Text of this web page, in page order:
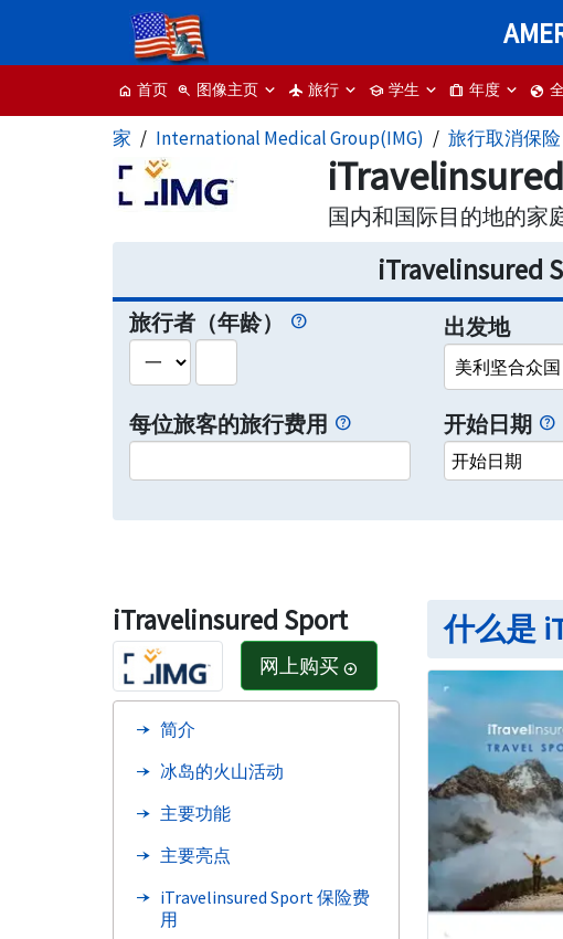
home 首页 zoom_in 图像主页 flight 旅行 school 学生 trip 年度 globe
家 International Medical Group(IMG) 旅行取消保险
国内和国际目的地的家
iTravelinsured
旅行者（年龄） 出发地
美利坚合众国
每位旅客的旅行费用 开始日期
iTravelinsured Sport
网上购买 arrow_circle_right
简介
冰岛的火山活动
主要功能
主要亮点
iTravelinsured Sport 保险费
用
什么是